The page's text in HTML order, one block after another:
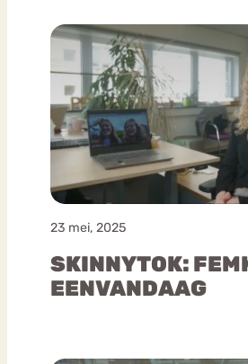
23 mei, 2025
SKINNYTOK:
EENVANDAAG